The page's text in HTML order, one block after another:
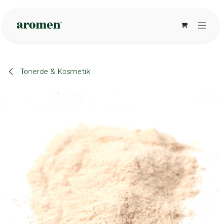
Tonerde & Kosmetik
None